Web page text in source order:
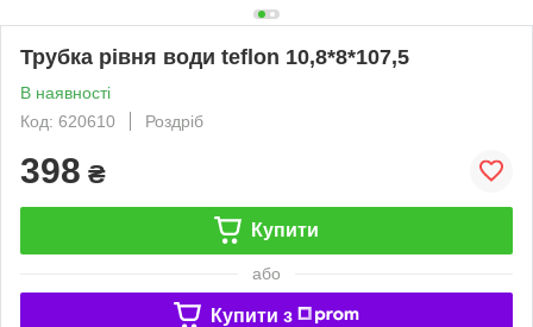
Трубка рівня води teflon 10,8*8*107,5
В наявності
Код: 620610
Роздріб
398 ₴
Купити
або
Купити з